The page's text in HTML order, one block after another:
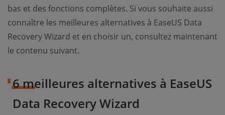
bas et des fonctions complètes. Si vous souhaite aussi
connaître les meilleures alternatives à EaseUS Data
Recovery Wizard et en choisir un, consultez maintenant
le contenu suivant.
6 meilleures alternatives à EaseUS
Data Recovery Wizard